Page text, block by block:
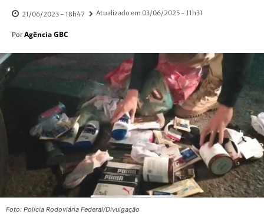
21/06/2023 - 18h47 Atualizado em 03/06/2025 - 11h31
Por Agência GBC
Foto: Polícia Rodoviária Federal/Divulgação